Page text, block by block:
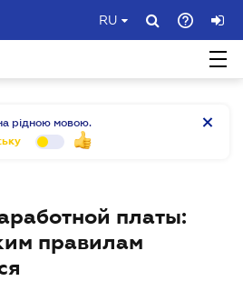
RU
рідною мовою.
платы:
правилам